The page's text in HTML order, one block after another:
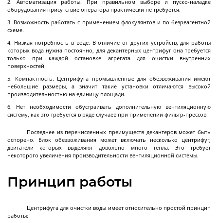
Лабораторные стеклянные реакторы с
рубашкой
Пилотные стеклянные реакторы с рубашкой
Стеклянные реакторы с нагревательной
Стеклянные сепараторы
Далее
Реакторы
Реакторы эмалированные цельносварные
Автоматизация работы. При правильном выборе и пуско-наладке
оборудования присутствие оператора практически не требуется.
Возможность работать с применением флокулянтов и по безреагентной
схеме.
Низкая потребность в воде. В отличие от других устройств, для работы
которых вода нужна постоянно, для декантерных центрифуг она требуется
только при каждой остановке агрегата для очистки внутренних
поверхностей.
Компактность. Центрифуга промышленные для обезвоживания имеют
небольшие размеры, а значит такие установки отличаются высокой
производительностью на единицу площади.
Нет необходимости обустраивать дополнительную вентиляционную
систему, как это требуется в ряде случаев при применении фильтр-прессов.
Последнее из перечисленных преимуществ декантеров может быть
оспорено. Блок обезвоживания может включать несколько центрифуг,
двигатели которых выделяют довольно много тепла. Это требует
некоторого увеличения производительности вентиляционной системы.
Принцип работы
Центрифуга для очистки воды имеет относительно простой принцип
работы: